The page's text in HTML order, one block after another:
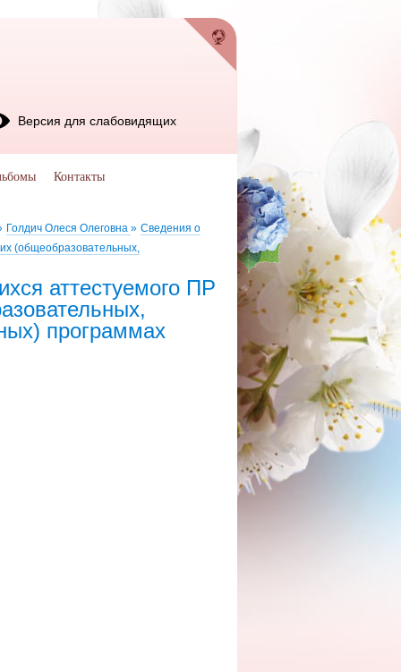
Голдич Олеся Олеговна » Сведения о
(общеобразовательных,
аттестуемого ПР
программах
Версия для слабовидящих
Контакты